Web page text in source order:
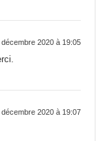
décembre 2020 à 19:05
décembre 2020 à 19:07